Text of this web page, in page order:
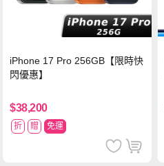
iPhone 17 Pro 256GB【限時快
閃優惠】
$38,200
折 贈 免運